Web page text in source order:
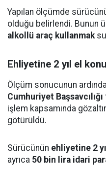
Yapılan ölçümde
olduğu belirlendi. Bunun
alkollü araç kullanmak
Ehliyetine 2 yıl el
Ölçüm sonucunun
Cumhuriyet Başsavcılığı
işlem kapsamında
götürüldü.
Sürücünün ehliyetine 2
ayrıca 50 bin lira idari